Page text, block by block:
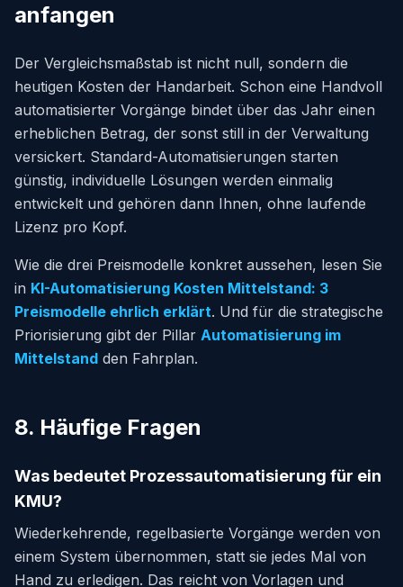
anfangen
Der Vergleichsmaßstab ist nicht null, sondern die
heutigen Kosten der Handarbeit. Schon eine Handvoll
automatisierter Vorgänge bindet über das Jahr einen
erheblichen Betrag, der sonst still in der Verwaltung
versickert. Standard-Automatisierungen starten
günstig, individuelle Lösungen werden einmalig
entwickelt und gehören dann Ihnen, ohne laufende
Lizenz pro Kopf.
Wie die drei Preismodelle konkret aussehen, lesen Sie
in KI-Automatisierung Kosten Mittelstand: 3
Preismodelle ehrlich erklärt. Und für die strategische
Priorisierung gibt der Pillar Automatisierung im
Mittelstand den Fahrplan.
8. Häufige Fragen
Was bedeutet Prozessautomatisierung für ein
KMU?
Wiederkehrende, regelbasierte Vorgänge werden von
einem System übernommen, statt sie jedes Mal von
Hand zu erledigen. Das reicht von Vorlagen und